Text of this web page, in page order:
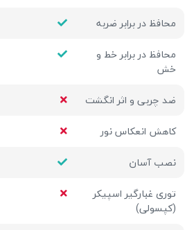
محافظ در برابر ضربه
محافظ در برابر خط و
خش
ضد چربی و اثر انگشت
کاهش انعکاس نور
نصب آسان
توری غبارگیر اسپیکر
(کپسولی)